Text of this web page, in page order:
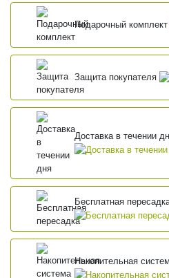
Подарочный комплект
Защита покупателя
Доставка в течении
Бесплатная
Накопительная